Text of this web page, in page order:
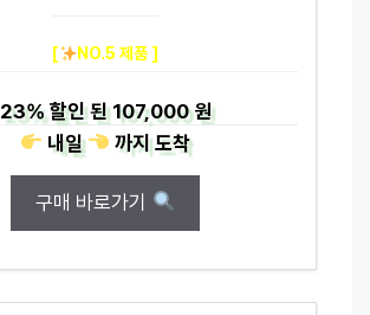
[ NO.5 제품 ]
23%할인 된107,000 원
내일
까지도착
구매 바로가기